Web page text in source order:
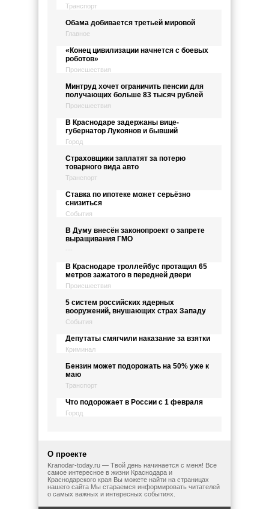
Транспорт
Обама добивается третьей мировой
Главное
«Конец цивилизации начнется с боевых
роботов»
Происшествия
Минтруд хочет ограничить пенсии для
получающих больше 83 тысяч рублей
Происшествия
В Краснодаре задержаны вице-
губернатор Лукоянов и бывший
Город
Страховщики заплатят за потерю
товарного вида авто
Транспорт
Ставка по ипотеке может серьёзно
снизиться
События
В Думу внесён законопроект о запрете
выращивания ГМО
---
В Краснодаре троллейбус протащил 65
метров зажатого в передней двери
Происшествия
5 систем российских ядерных
вооружений, внушающих страх Западу
События
Депутаты смягчили наказание за взятки
Криминал
Бензин может подорожать на 50% уже к
маю
Транспорт
Что подорожает в России с 1 февраля
Город
О проекте
Kranodar-today.ru — Твой день начинается с меня! Все
самое интересное в жизни Краснодара и
Краснодарского края Вы можете найти на страницах
нашего сайта Мы стараемся информировать читателей
о самых важных и интересных событиях.